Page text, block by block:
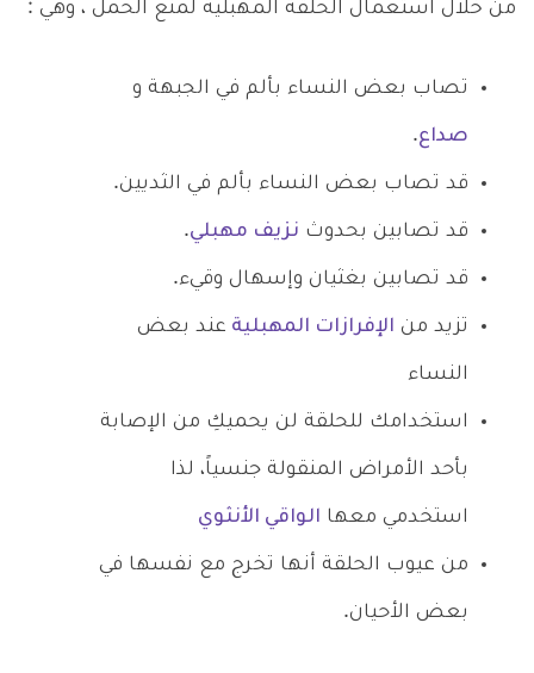
من خلال استعمال الحلقة المهبلية لمنع الحمل ، وهي :
تصاب بعض النساء بألم في الجبهة و
صداع.
قد تصاب بعض النساء بألم في الثديين.
قد تصابين بحدوث نزيف مهبلي.
قد تصابين بغثيان وإسهال وقيء.
تزيد من الإفرازات المهبلية عند بعض
النساء
استخدامك للحلقة لن يحميكِ من الإصابة
بأحد الأمراض المنقولة جنسياً، لذا
استخدمي معها الواقي الأنثوي
من عيوب الحلقة أنها تخرج مع نفسها في
بعض الأحيان.